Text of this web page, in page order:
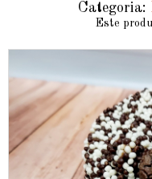
Categoria:
Este